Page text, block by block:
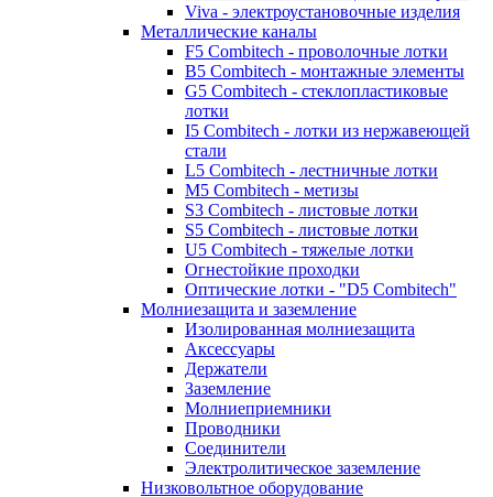
Viva - электроустановочные изделия
Металлические каналы
F5 Combitech - проволочные лотки
B5 Combitech - монтажные элементы
G5 Combitech - стеклопластиковые
лотки
I5 Combitech - лотки из нержавеющей
стали
L5 Combitech - лестничные лотки
M5 Combitech - метизы
S3 Combitech - листовые лотки
S5 Combitech - листовые лотки
U5 Combitech - тяжелые лотки
Огнестойкие проходки
Оптические лотки - "D5 Combitech"
Молниезащита и заземление
Изолированная молниезащита
Аксессуары
Держатели
Заземление
Молниеприемники
Проводники
Соединители
Электролитическое заземление
Низковольтное оборудование